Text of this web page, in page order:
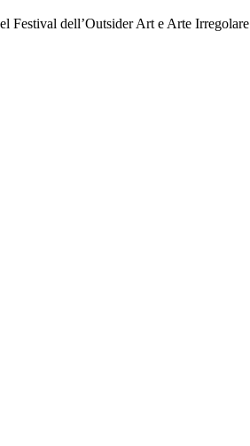
Festival dell’Outsider Art e Arte Irregolare